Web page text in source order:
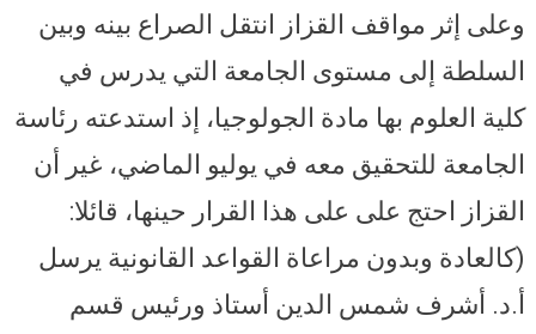
وعلى إثر مواقف القزاز انتقل الصراع بينه وبين
السلطة إلى مستوى الجامعة التي يدرس في
كلية العلوم بها مادة الجولوجيا، إذ استدعته رئاسة
الجامعة للتحقيق معه في يوليو الماضي، غير أن
القزاز احتج على على هذا القرار حينها، قائلا:
(كالعادة وبدون مراعاة القواعد القانونية يرسل
أ.د. أشرف شمس الدين أستاذ ورئيس قسم